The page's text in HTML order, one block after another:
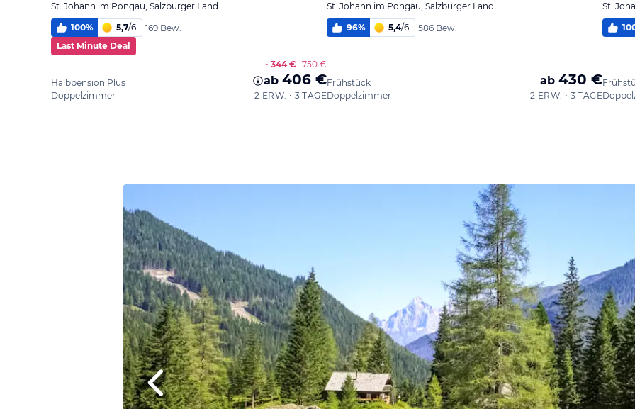
St. Johann im Pongau, Salzburger Land
100% 5,7/6
169 Bew.
Last Minute Deal
Halbpension Plus
Doppelzimmer
- 344 € 750 €
ab 406 €
2 ERW. • 3 TAGE
St. Johann im Pongau, Salzburger Land
96% 5,4/6 586 Bew.
Frühstück
Doppelzimmer
ab 430 €
2 ERW. • 3 TAGE
St.